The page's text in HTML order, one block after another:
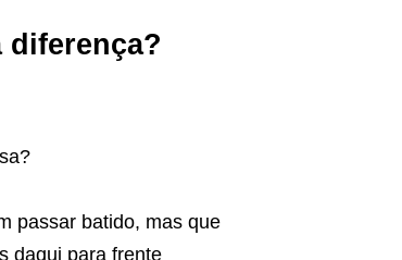
diferença?
passar batido, mas que
daqui para frente